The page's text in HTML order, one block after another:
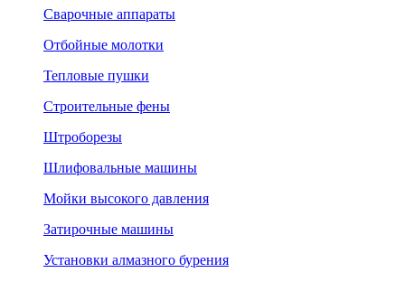
Сварочные аппараты
Отбойные молотки
Тепловые пушки
Строительные фены
Штроборезы
Шлифовальные машины
Мойки высокого давления
Затирочные машины
Установки алмазного бурения